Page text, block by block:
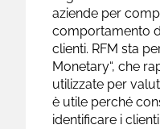
aziende per
comportamento
clienti. RFM sta
Monetary“, che
utilizzate per
è utile perché
identificare i